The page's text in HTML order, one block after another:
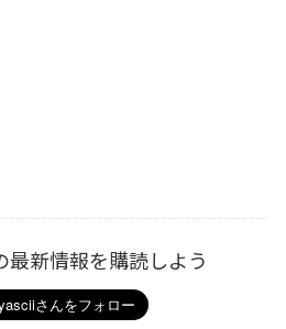
最新情報を購読しよう